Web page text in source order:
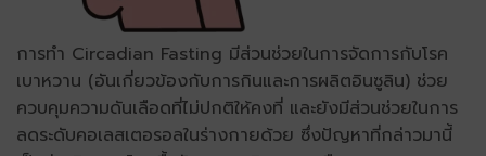
การทำ Circadian Fasting มีส่วนช่วยในการจัดการกับโรค
เบาหวาน (อันเกี่ยวข้องกับการกินและการผลิตอินซูลิน) ช่วย
ควบคุมความดันเลือดที่ไม่ปกติให้คงที่ และยังมีส่วนช่วยในการ
ลดระดับคอเลสเตอรอลในร่างกายด้วย ซึ่งปัญหาที่กล่าวมานี้